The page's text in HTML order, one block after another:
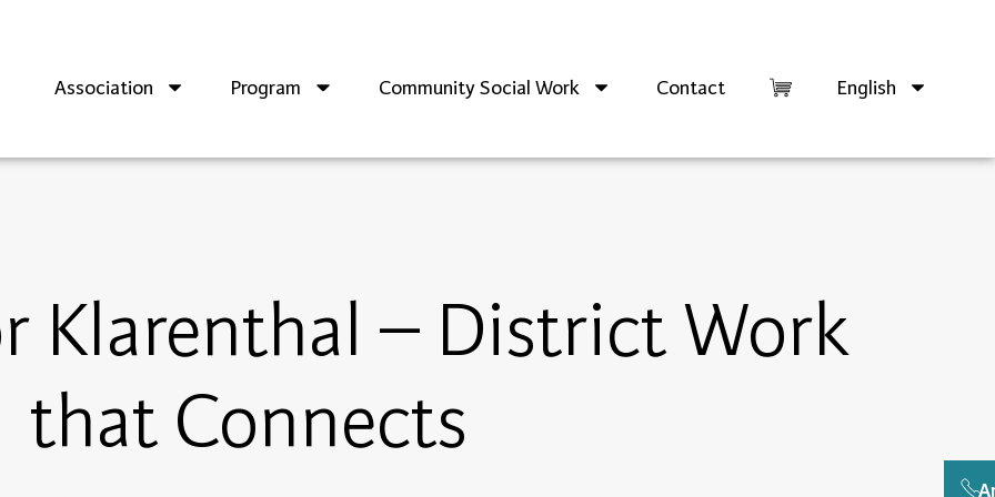
Association Program Community Social Work Contact English
Klarenthal – District Work
that Connects